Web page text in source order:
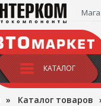
КАТАЛОГ
» Каталог товаров